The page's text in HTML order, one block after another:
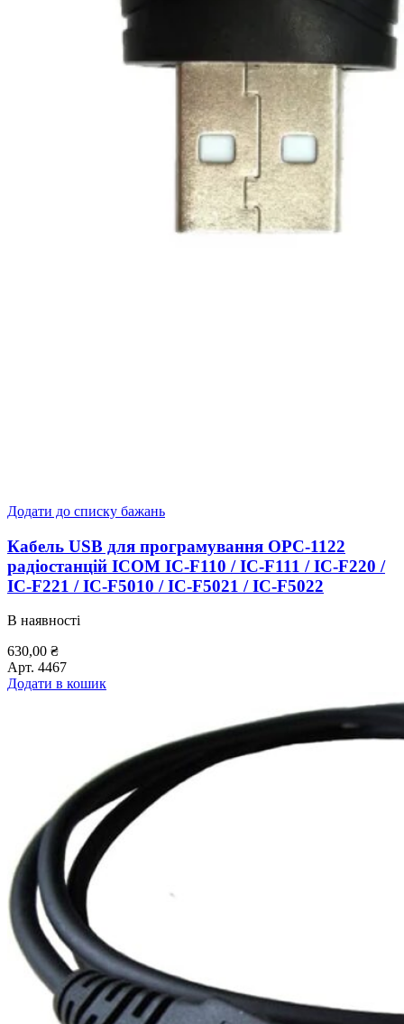
Додати до списку бажань
Кабель USB для програмування ОРС-1122
радіостанцій ICOM IC-F110 / IC-F111 / IC-F220 /
IC-F221 / IC-F5010 / IC-F5021 / IC-F5022
В наявності
630,00 ₴
Арт. 4467
Додати в кошик